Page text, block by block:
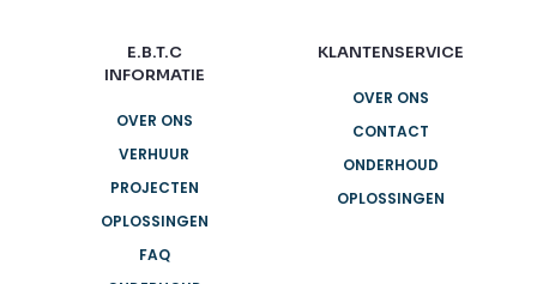
E.B.T.C
INFORMATIE
OVER ONS
VERHUUR
PROJECTEN
OPLOSSINGEN
FAQ
KLANTENSERVICE
OVER ONS
CONTACT
ONDERHOUD
OPLOSSINGEN